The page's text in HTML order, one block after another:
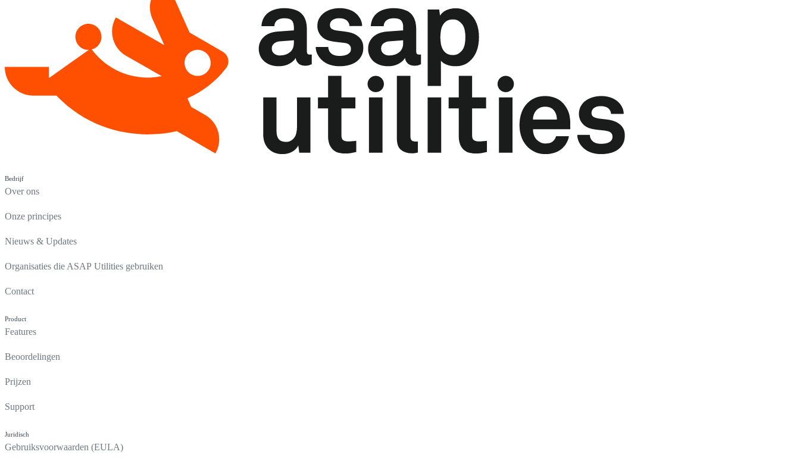
Bedrijf
Over ons
Onze principes
Nieuws & Updates
Organisaties die ASAP Utilities gebruiken
Contact
Product
Features
Beoordelingen
Prijzen
Support
Juridisch
Gebruiksvoorwaarden (EULA)